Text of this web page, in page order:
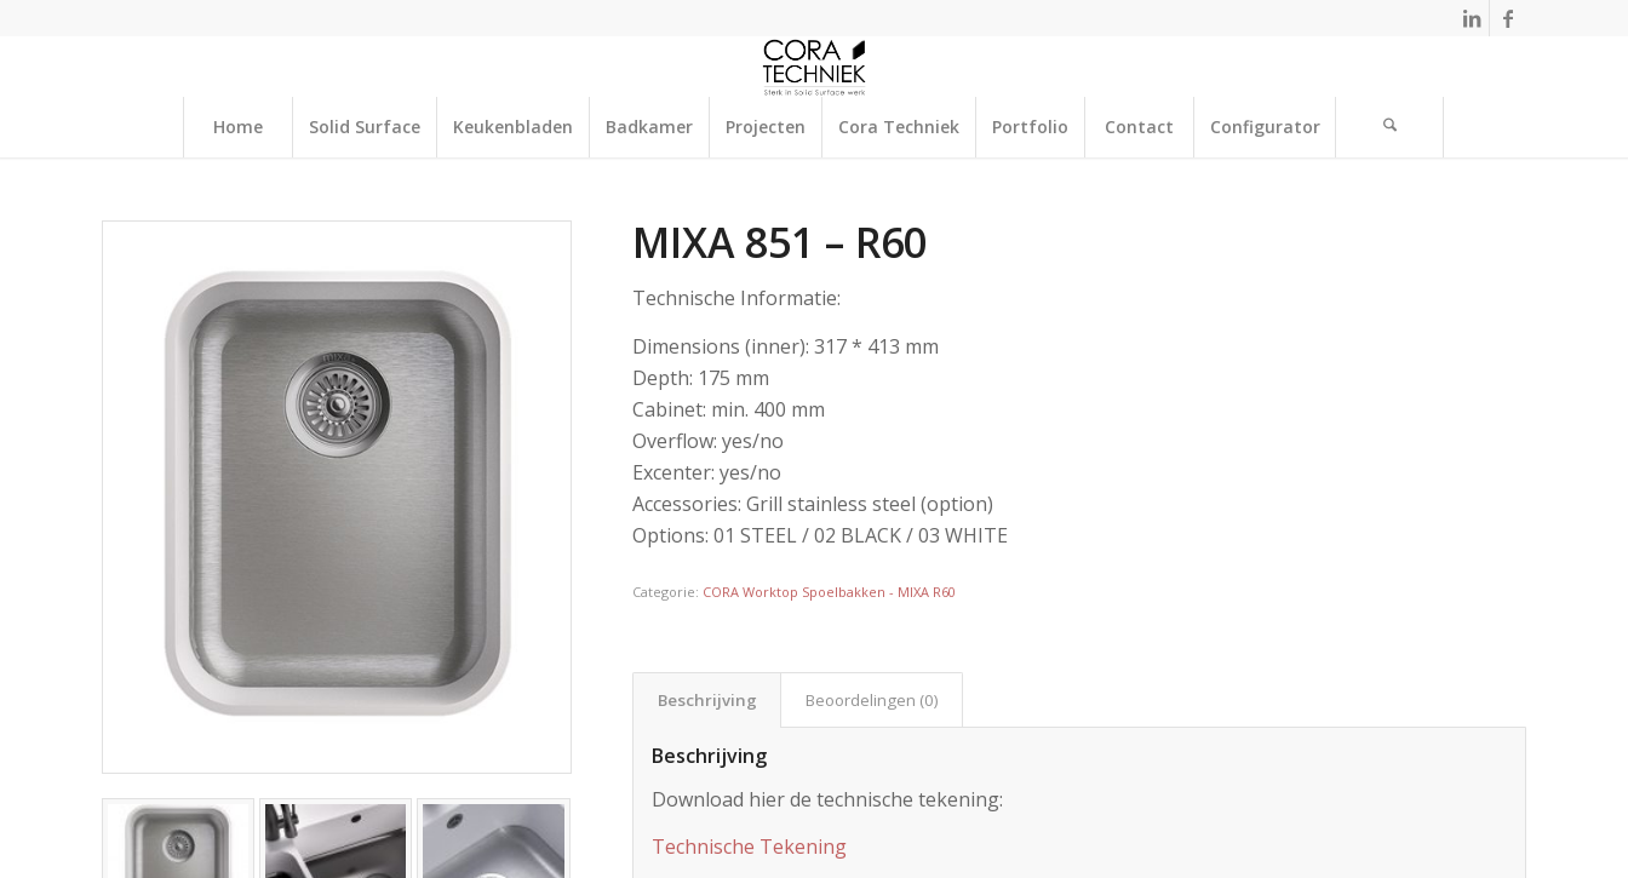
Home Solid Surface Keukenbladen Badkamer Projecten Cora Techniek Portfolio Contact Configurator
MIXA 851 – R60
Technische Informatie:
Dimensions (inner): 317 * 413 mm
Depth: 175 mm
Cabinet: min. 400 mm
Overflow: yes/no
Excenter: yes/no
Accessories: Grill stainless steel (option)
Options: 01 STEEL / 02 BLACK / 03 WHITE
Categorie: CORA Worktop Spoelbakken - MIXA R60
Beschrijving Beoordelingen (0)
Beschrijving
Download hier de technische tekening:
Technische Tekening